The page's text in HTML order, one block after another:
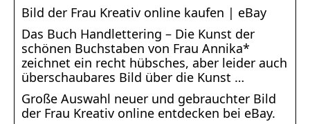
Bild der Frau Kreativ online kaufen | eBay
Das Buch Handlettering – Die Kunst der
schönen Buchstaben von Frau Annika*
zeichnet ein recht hübsches, aber leider auch
überschaubares Bild über die Kunst …
Große Auswahl neuer und gebrauchter Bild
der Frau Kreativ online entdecken bei eBay.